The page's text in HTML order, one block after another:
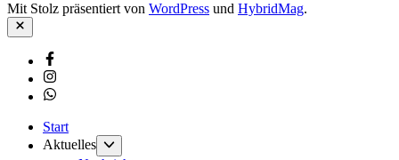
Mit Stolz präsentiert von WordPress und HybridMag.
Schließen
Facebook
Instagram
Whatsapp
Start
Aktuelles
Untermenü